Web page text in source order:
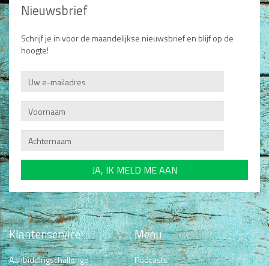
Nieuwsbrief
Schrijf je in voor de maandelijkse nieuwsbrief en blijf op de
hoogte!
Klantenservice
Aanbiddingschallenge
Menu
Podcasts